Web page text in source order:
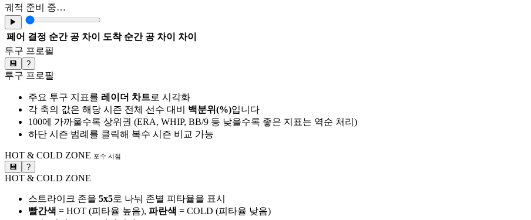
궤적 준비 중…
▶
페어 결정 순간 공 차이 도착 순간 공 차이
차이
투구 프로필
💾 ?
투구 프로필
주요 투구 지표를 레이더 차트로 시각화
각 축의 값은 해당 시즌 전체 선수 대비 백분위(%)입니다
100에 가까울수록 상위권 (ERA, WHIP, BB/9 등 낮을수록 좋은 지표는 역순 처리)
하단 시즌 범례를 클릭해 복수 시즌 비교 가능
HOT & COLD ZONE 포수 시점
💾 ?
HOT & COLD ZONE
스트라이크 존을 5x5로 나눠 존별 피타율을 표시
빨간색 = HOT (피타율 높음), 파란색 = COLD (피타율 낮음)